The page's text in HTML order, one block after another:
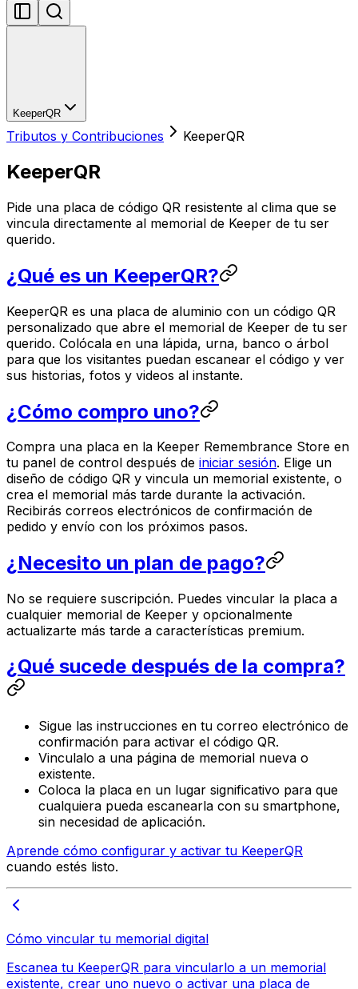
KeeperQR
Tributos y Contribuciones KeeperQR
KeeperQR
Pide una placa de código QR resistente al clima que se
vincula directamente al memorial de Keeper de tu ser
querido.
¿Qué es un KeeperQR?
KeeperQR es una placa de aluminio con un código QR
personalizado que abre el memorial de Keeper de tu ser
querido. Colócala en una lápida, urna, banco o árbol
para que los visitantes puedan escanear el código y ver
sus historias, fotos y videos al instante.
¿Cómo compro uno?
Compra una placa en la Keeper Remembrance Store en
tu panel de control después de iniciar sesión. Elige un
diseño de código QR y vincula un memorial existente, o
crea el memorial más tarde durante la activación.
Recibirás correos electrónicos de confirmación de
pedido y envío con los próximos pasos.
¿Necesito un plan de pago?
No se requiere suscripción. Puedes vincular la placa a
cualquier memorial de Keeper y opcionalmente
actualizarte más tarde a características premium.
¿Qué sucede después de la compra?
Sigue las instrucciones en tu correo electrónico de
confirmación para activar el código QR.
Vinculalo a una página de memorial nueva o
existente.
Coloca la placa en un lugar significativo para que
cualquiera pueda escanearla con su smartphone,
sin necesidad de aplicación.
Aprende cómo configurar y activar tu KeeperQR
cuando estés listo.
Cómo vincular tu memorial digital
Escanea tu KeeperQR para vincularlo a un memorial
existente, crear uno nuevo o activar una placa de